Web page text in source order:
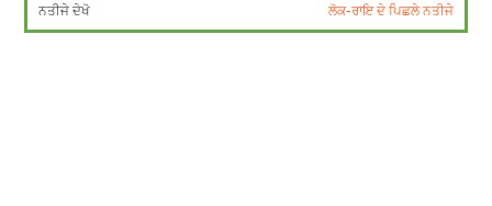
ਨਤੀਜੇ ਦੇਖੋ ਲੋਕ-ਰਾਇ ਦੇ ਪਿਛਲੇ ਨਤੀਜੇ